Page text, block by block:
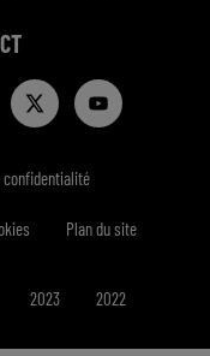
confidentialité
Plan du site
2023 2022